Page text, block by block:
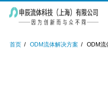
首页 ODM流体解决方案 ODM流